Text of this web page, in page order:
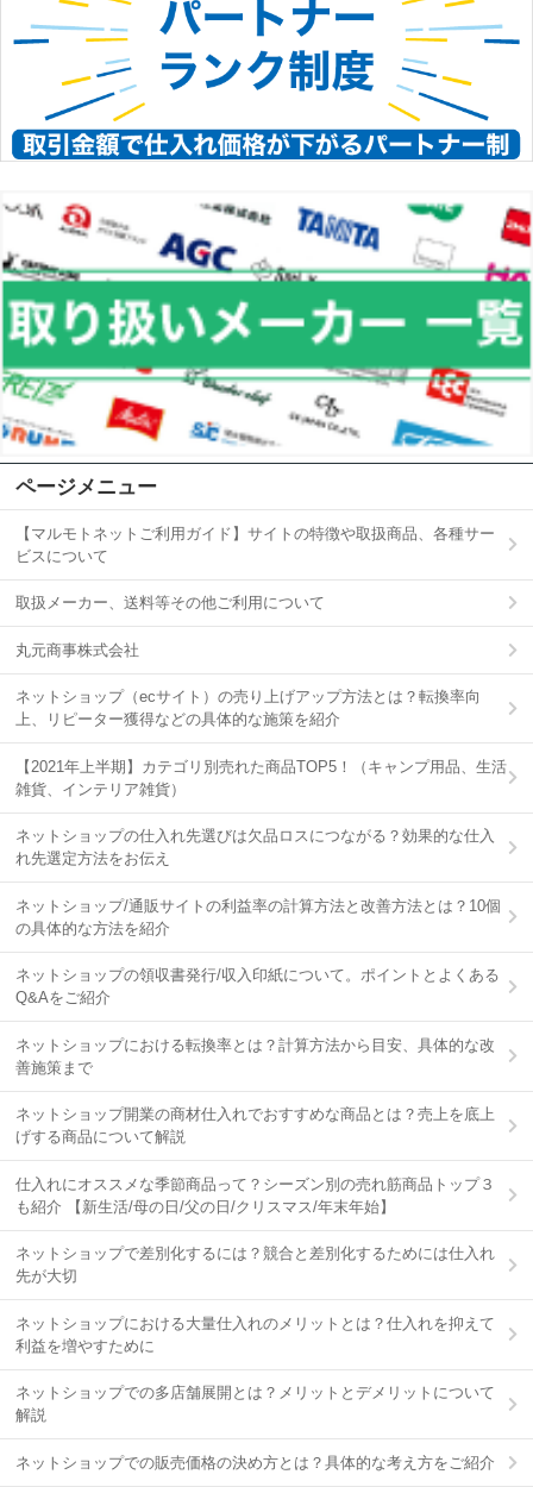
ページメニュー
【マルモトネットご利用ガイド】サイトの特徴や取扱商品、各種サー
ビスについて
取扱メーカー、送料等その他ご利用について
丸元商事株式会社
ネットショップ（ecサイト）の売り上げアップ方法とは？転換率向
上、リピーター獲得などの具体的な施策を紹介
【2021年上半期】カテゴリ別売れた商品TOP5！（キャンプ用品、生活
雑貨、インテリア雑貨）
ネットショップの仕入れ先選びは欠品ロスにつながる？効果的な仕入
れ先選定方法をお伝え
ネットショップ/通販サイトの利益率の計算方法と改善方法とは？10個
の具体的な方法を紹介
ネットショップの領収書発行/収入印紙について。ポイントとよくある
Q&Aをご紹介
ネットショップにおける転換率とは？計算方法から目安、具体的な改
善施策まで
ネットショップ開業の商材仕入れでおすすめな商品とは？売上を底上
げする商品について解説
仕入れにオススメな季節商品って？シーズン別の売れ筋商品トップ３
も紹介 【新生活/母の日/父の日/クリスマス/年末年始】
ネットショップで差別化するには？競合と差別化するためには仕入れ
先が大切
ネットショップにおける大量仕入れのメリットとは？仕入れを抑えて
利益を増やすために
ネットショップでの多店舗展開とは？メリットとデメリットについて
解説
ネットショップでの販売価格の決め方とは？具体的な考え方をご紹介